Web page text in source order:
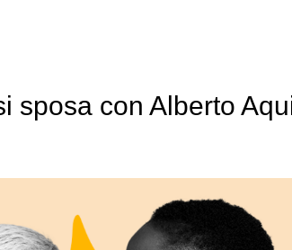
sposa con Alberto